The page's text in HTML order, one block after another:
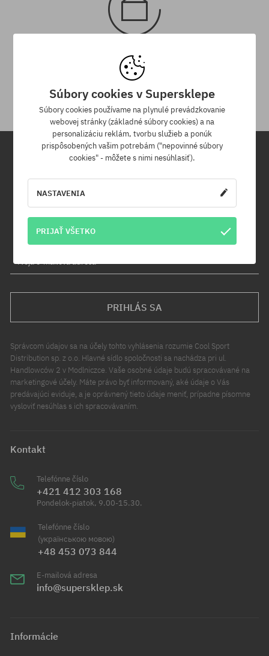
30 dní na vrátenie tovaru
Na vrátenie produktu máš 30 dní od dňa obdržania zásielky.
Newsletter
Navyše získaš zľavový kód -5 % na celú objednávku!
Tvoja e-mailová adresa
PRIHLÁS SA
Správcom údajov sa na účely tohto vyhlásenia rozumie Cool Sport
Distribution sp. z o.o. Hlavné sídlo spoločnosti sa nachádza pri ul.
Handlowców 2 v Modlniczce. Vaše osobné údaje budú spracovávané na
marketingové účely. Máte právo byť informovaný, aké údaje o Vás
predávajúci eviduje, a je oprávnený tieto údaje meniť, prípadne písomne
vysloviť nesúhlas s ich spracovávaním.
Kontakt
Telefónne číslo
+421 412 303 168
Pondelok-piatok, 9.00-15.30.
Telefónne číslo
(українською мовою)
+48 453 073 844
E-mailová adresa
info@supersklep.sk
Informácie
Súbory cookies v Supersklepe
Súbory cookies používame na plynulé prevádzkovanie
webovej stránky (základné súbory cookies) a na
personalizáciu reklám, tvorbu služieb a ponúk
prispôsobených vašim potrebám ("nepovinné súbory
cookies" - môžete s nimi nesúhlasiť).
NASTAVENIA
PRIJAŤ VŠETKO